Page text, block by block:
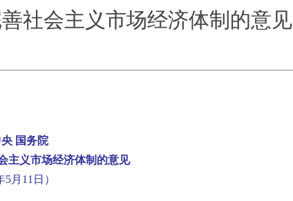
社会主义市场经济体制的意见
国务院
主义市场经济体制的意见
5月11日）